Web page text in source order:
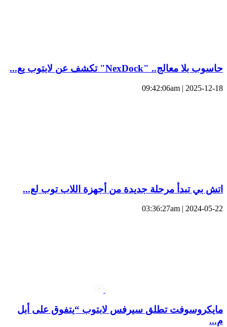
حاسوب بلا معالج.. "NexDock" تكشف عن لابتوب يع...
2025-12-18 | 09:42:06am
اتش بي تبدأ مرحلة جديدة من أجهزة اللاب توب لع...
2024-05-22 | 03:36:27am
مايكروسوفت تطلق سيرفس لابتوب “يتفوق على أبل
م...